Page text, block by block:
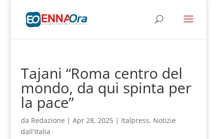
Tajani “Roma centro del
mondo, da qui spinta per
la pace”
da Redazione | Apr 28, 2025| Italpress, Notizie
dall'Italia